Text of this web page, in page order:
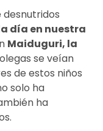
desnutridos
día en nuestra
Maiduguri, la
se veían
de estos niños
solo ha
ha